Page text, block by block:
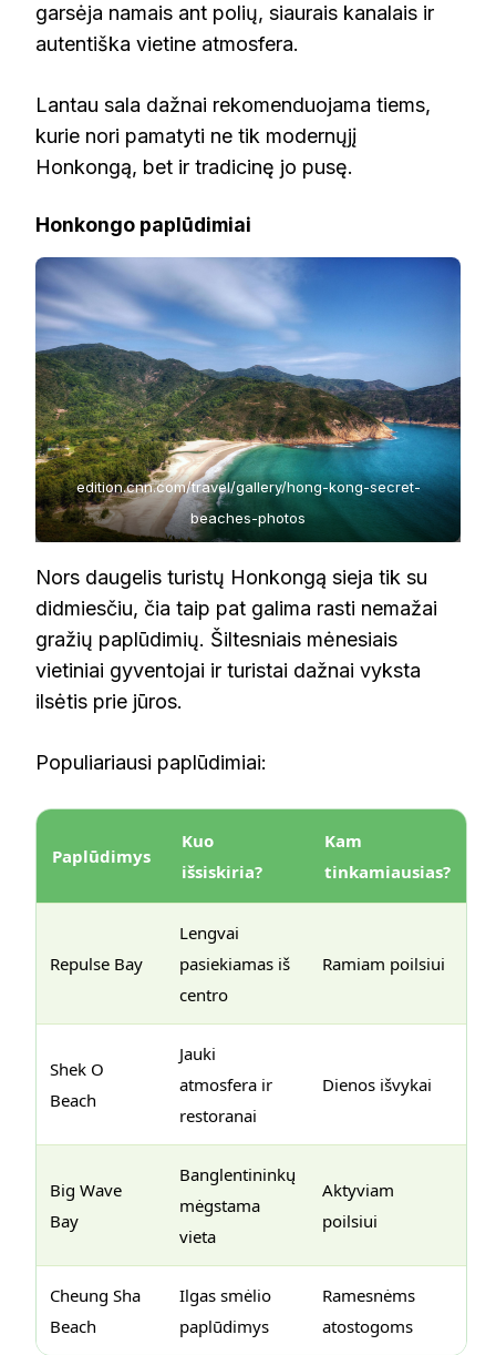
garsėja namais ant polių, siaurais kanalais ir
autentiška vietine atmosfera.
Lantau sala dažnai rekomenduojama tiems,
kurie nori pamatyti ne tik modernųjį
Honkongą, bet ir tradicinę jo pusę.
Honkongo paplūdimiai
edition.cnn.com/travel/gallery/hong-kong-secret-
beaches-photos
Nors daugelis turistų Honkongą sieja tik su
didmiesčiu, čia taip pat galima rasti nemažai
gražių paplūdimių. Šiltesniais mėnesiais
vietiniai gyventojai ir turistai dažnai vyksta
ilsėtis prie jūros.
Populiariausi paplūdimiai:
Paplūdimys
Kuo
išsiskiria?
Kam
tinkamiausias?
Repulse Bay
Lengvai
pasiekiamas iš
centro
Ramiam poilsiui
Shek O
Beach
Jauki
atmosfera ir
restoranai
Dienos išvykai
Big Wave
Bay
Banglentininkų
mėgstama
vieta
Aktyviam
poilsiui
Cheung Sha
Beach
Ilgas smėlio
paplūdimys
Ramesnėms
atostogoms